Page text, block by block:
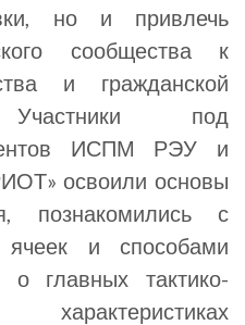
но и привлечь
сообщества к
и гражданской
Участники под
ИСПМ РЭУ и
освоили основы
познакомились с
и способами
о главных тактико-